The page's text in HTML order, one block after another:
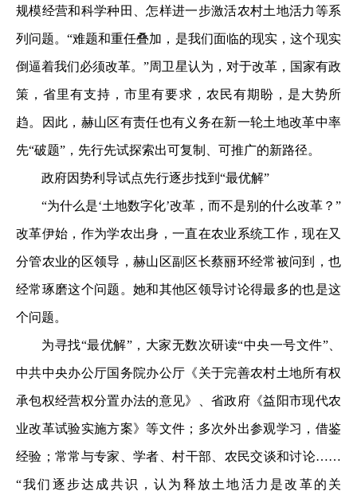
规模经营和科学种田、怎样进一步激活农村土地活力等系
列问题。“难题和重任叠加，是我们面临的现实，这个现实
倒逼着我们必须改革。”周卫星认为，对于改革，国家有政
策，省里有支持，市里有要求，农民有期盼，是大势所
趋。因此，赫山区有责任也有义务在新一轮土地改革中率
先“破题”，先行先试探索出可复制、可推广的新路径。
政府因势利导试点先行逐步找到“最优解”
“为什么是‘土地数字化’改革，而不是别的什么改革？”
改革伊始，作为学农出身，一直在农业系统工作，现在又
分管农业的区领导，赫山区副区长蔡丽环经常被问到，也
经常琢磨这个问题。她和其他区领导讨论得最多的也是这
个问题。
为寻找“最优解”，大家无数次研读“中央一号文件”、
中共中央办公厅国务院办公厅《关于完善农村土地所有权
承包权经营权分置办法的意见》、省政府《益阳市现代农
业改革试验实施方案》等文件；多次外出参观学习，借鉴
经验；常常与专家、学者、村干部、农民交谈和讨论……
“我们逐步达成共识，认为释放土地活力是改革的关